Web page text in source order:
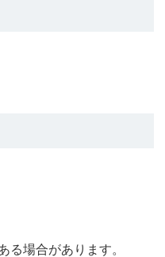
る場合があります。